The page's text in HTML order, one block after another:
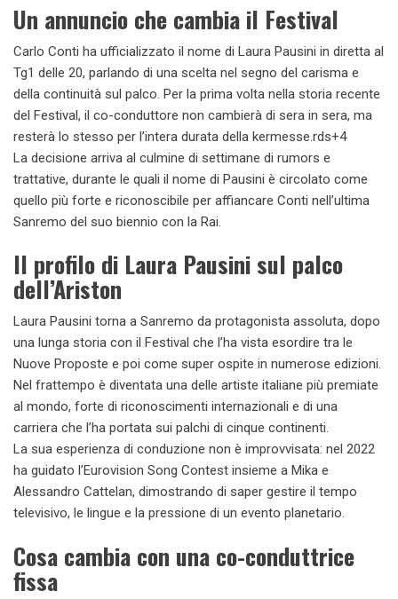
Un annuncio che cambia il Festival
Carlo Conti ha ufficializzato il nome di Laura Pausini in diretta al
Tg1 delle 20, parlando di una scelta nel segno del carisma e
della continuità sul palco. Per la prima volta nella storia recente
del Festival, il co-conduttore non cambierà di sera in sera, ma
resterà lo stesso per l’intera durata della kermesse.rds+4​
La decisione arriva al culmine di settimane di rumors e
trattative, durante le quali il nome di Pausini è circolato come
quello più forte e riconoscibile per affiancare Conti nell’ultima
Sanremo del suo biennio con la Rai.
Il profilo di Laura Pausini sul palco
dell’Ariston
Laura Pausini torna a Sanremo da protagonista assoluta, dopo
una lunga storia con il Festival che l’ha vista esordire tra le
Nuove Proposte e poi come super ospite in numerose edizioni.
Nel frattempo è diventata una delle artiste italiane più premiate
al mondo, forte di riconoscimenti internazionali e di una
carriera che l’ha portata sui palchi di cinque continenti.
La sua esperienza di conduzione non è improvvisata: nel 2022
ha guidato l’Eurovision Song Contest insieme a Mika e
Alessandro Cattelan, dimostrando di saper gestire il tempo
televisivo, le lingue e la pressione di un evento planetario.
Cosa cambia con una co-conduttrice
fissa